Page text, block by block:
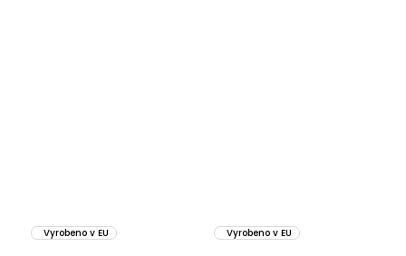
Vyrobeno v EU Vyrobeno v EU